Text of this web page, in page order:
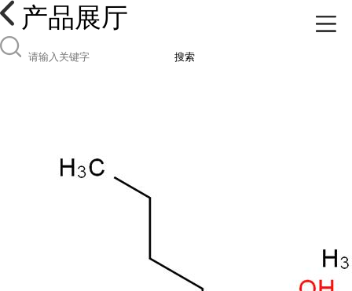
产品展厅
搜索